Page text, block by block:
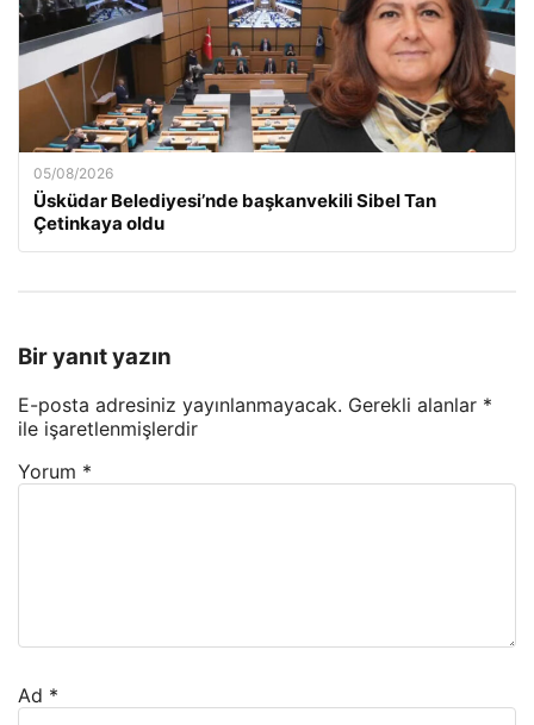
05/08/2026
Üsküdar Belediyesi’nde başkanvekili Sibel Tan
Çetinkaya oldu
Bir yanıt yazın
E-posta adresiniz yayınlanmayacak. Gerekli alanlar *
ile işaretlenmişlerdir
Yorum *
Ad *